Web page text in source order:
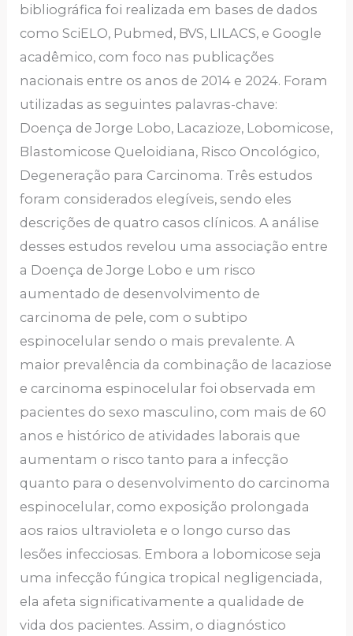
bibliográfica foi realizada em bases de dados
como SciELO, Pubmed, BVS, LILACS, e Google
acadêmico, com foco nas publicações
nacionais entre os anos de 2014 e 2024. Foram
utilizadas as seguintes palavras-chave:
Doença de Jorge Lobo, Lacazioze, Lobomicose,
Blastomicose Queloidiana, Risco Oncológico,
Degeneração para Carcinoma. Três estudos
foram considerados elegíveis, sendo eles
descrições de quatro casos clínicos. A análise
desses estudos revelou uma associação entre
a Doença de Jorge Lobo e um risco
aumentado de desenvolvimento de
carcinoma de pele, com o subtipo
espinocelular sendo o mais prevalente. A
maior prevalência da combinação de lacaziose
e carcinoma espinocelular foi observada em
pacientes do sexo masculino, com mais de 60
anos e histórico de atividades laborais que
aumentam o risco tanto para a infecção
quanto para o desenvolvimento do carcinoma
espinocelular, como exposição prolongada
aos raios ultravioleta e o longo curso das
lesões infecciosas. Embora a lobomicose seja
uma infecção fúngica tropical negligenciada,
ela afeta significativamente a qualidade de
vida dos pacientes. Assim, o diagnóstico